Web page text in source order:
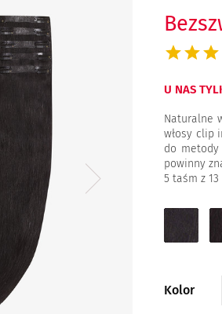
U NAS
Naturalne
włosy clip
do metody
powinny
5 taśm z
czarny
Kolor